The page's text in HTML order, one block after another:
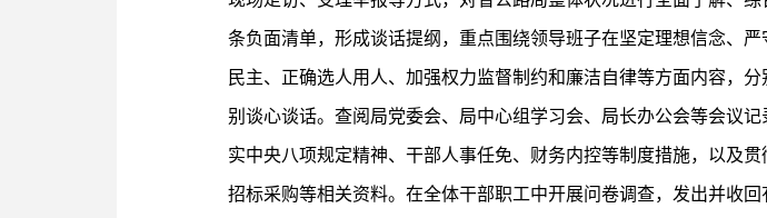
条负面清单，形成谈话提纲，重点围绕领导班子在坚定理想信念、
民主、正确选人用人、加强权力监督制约和廉洁自律等方面内容，
别谈心谈话。查阅局党委会、局中心组学习会、局长办公会等会议
实中央八项规定精神、干部人事任免、财务内控等制度措施，以及
招标采购等相关资料。在全体干部职工中开展问卷调查，发出并收